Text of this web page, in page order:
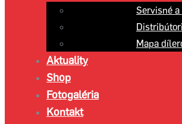
Servisné
Distribútori
Mapa
Aktuality
Shop
Fotogaléria
Kontakt